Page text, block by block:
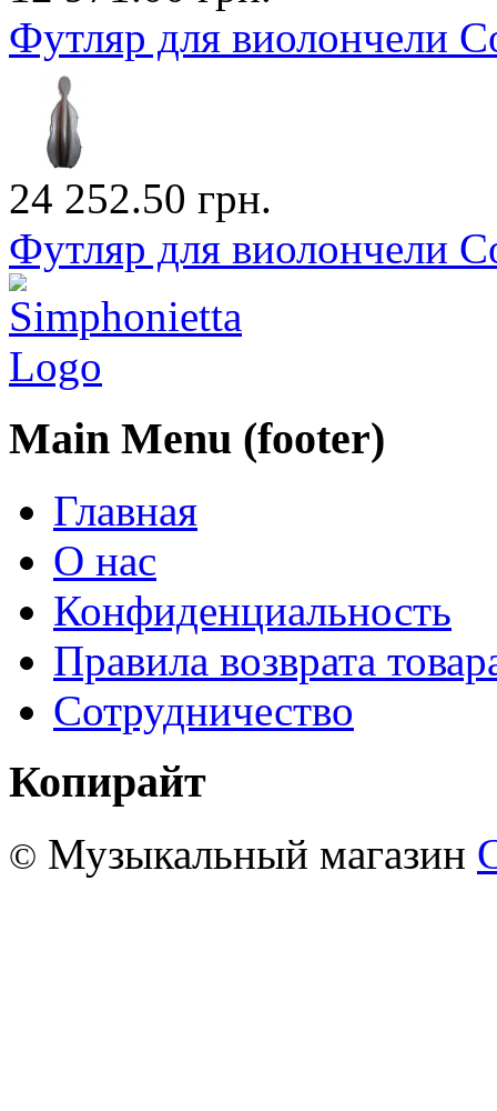
Футляр для виолончели
24 252.50 грн.
Футляр для виолончели
Main Menu (footer)
Главная
О нас
Конфиденциальность
Правила возврата
Сотрудничество
Копирайт
© Музыкальный магазин